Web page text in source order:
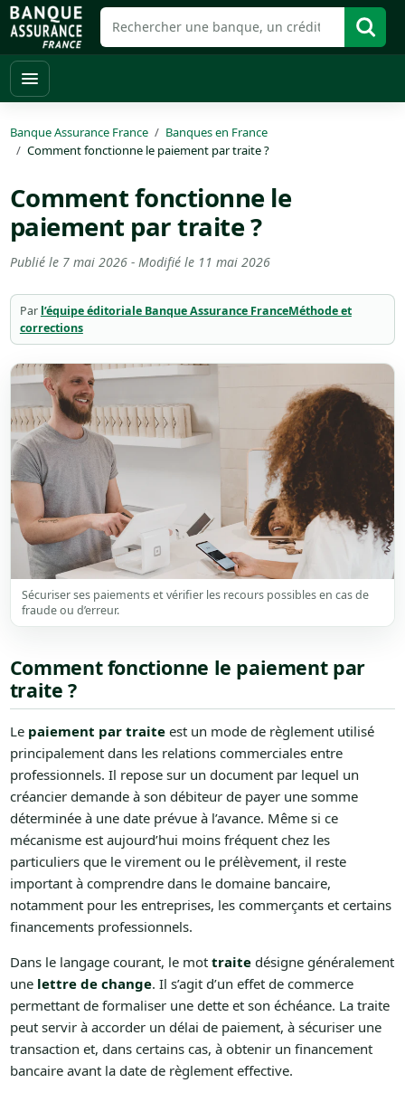
Banque Assurance France
Banques en France
Comment fonctionne le paiement par traite ?
Comment fonctionne le
paiement par traite ?
Publié le 7 mai 2026- Modifié le 11 mai 2026
Par l’équipe éditoriale Banque Assurance FranceMéthode et
corrections
Sécuriser ses paiements et vérifier les recours possibles en cas de
fraude ou d’erreur.
Comment fonctionne le paiement par
traite ?
Le paiement par traiteest un mode de règlement utilisé
principalement dans les relations commerciales entre
professionnels. Il repose sur un document par lequel un
créancier demande à son débiteur de payer une somme
déterminée à une date prévue à l’avance. Même si ce
mécanisme est aujourd’hui moins fréquent chez les
particuliers que le virement ou le prélèvement, il reste
important à comprendre dans le domaine bancaire,
notamment pour les entreprises, les commerçants et certains
financements professionnels.
Dans le langage courant, le mot traitedésigne généralement
une lettre de change. Il s’agit d’un effet de commerce
permettant de formaliser une dette et son échéance. La traite
peut servir à accorder un délai de paiement, à sécuriser une
transaction et, dans certains cas, à obtenir un financement
bancaire avant la date de règlement effective.